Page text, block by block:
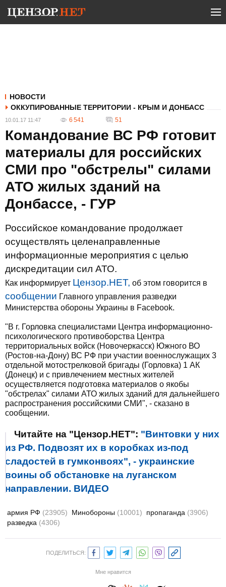
НОВОСТИ
ОККУПИРОВАННЫЕ ТЕРРИТОРИИ - КРЫМ И ДОНБАСС
10.01.17 11:47 6 541 51
Командование ВС РФ готовит
материалы для российских
СМИ про "обстрелы" силами
АТО жилых зданий на
Донбассе, - ГУР
Российское командование продолжает
осуществлять целенаправленные
информационные мероприятия с целью
дискредитации сил АТО.
Как информирует Цензор.НЕТ, об этом говорится в
сообщении Главного управления разведки
Министерства обороны Украины в Facebook.
"В г. Горловка специалистами Центра информационно-
психологического противоборства Центра
территориальных войск (Новочеркасск) Южного ВО
(Ростов-на-Дону) ВС РФ при участии военнослужащих 3
отдельной мотострелковой бригады (Горловка) 1 АК
(Донецк) и с привлечением местных жителей
осуществляется подготовка материалов о якобы
"обстрелах" силами АТО жилых зданий для дальнейшего
распространения российскими СМИ", - сказано в
сообщении.
Читайте на "Цензор.НЕТ": "Винтовки у них
из РФ. Подвозят их в коробках из-под
сладостей в гумконвоях", - украинские
воины об обстановке на луганском
направлении. ВИДЕО
армия РФ (23905) Минобороны (10001) пропаганда (3906)
разведка (4306)
ПОДЕЛИТЬСЯ:
Мне нравится